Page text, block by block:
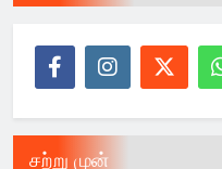
சற்று முன்